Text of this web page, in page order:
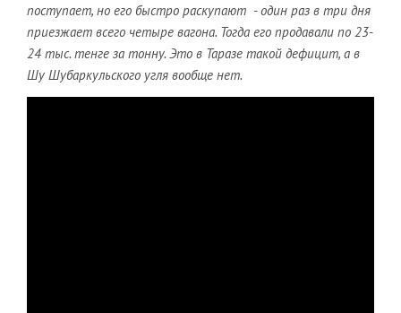
поступает, но его быстро раскупают - один раз в три дня
приезжает всего четыре вагона. Тогда его продавали по 23-
24 тыс. тенге за тонну. Это в Таразе такой дефицит, а в
Шу Шубаркульского угля вообще нет.